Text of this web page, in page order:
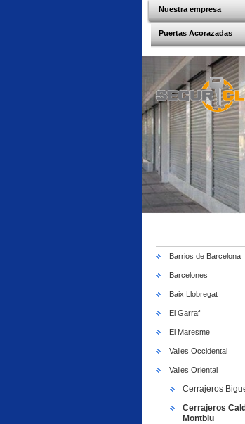
Nuestra empresa
Puertas Acorazadas
Barrios de Barcelona
Barcelones
Baix Llobregat
El Garraf
El Maresme
Valles Occidental
Valles Oriental
Cerrajeros
Cerrajeros
Montbiu